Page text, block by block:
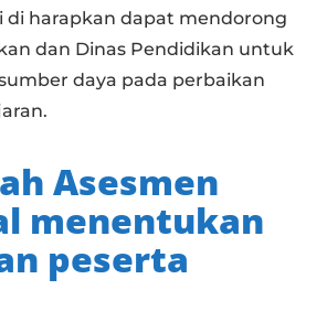
di harapkan dapat mendorong
dan Dinas Pendidikan untuk
daya pada perbaikan
Asesmen
menentukan
peserta